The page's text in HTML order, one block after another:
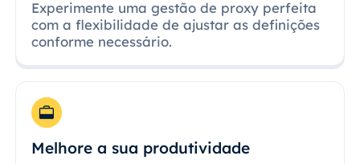
Experimente uma gestão de proxy perfeita
com a flexibilidade de ajustar as definições
conforme necessário.
Melhore a sua produtividade